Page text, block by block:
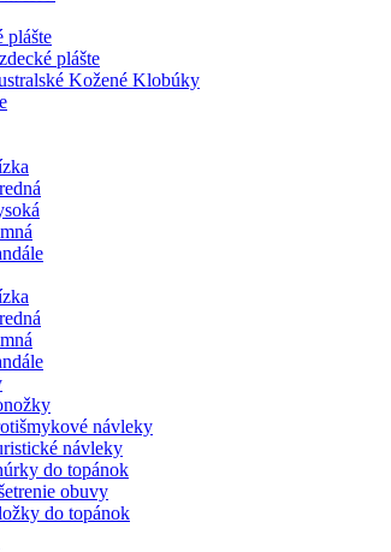
plášte
plášte
Kožené Klobúky
návleky
návleky
do topánok
obuvy
do topánok